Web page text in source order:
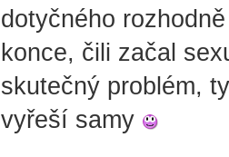
dotyčného
konce, čili začal
skutečný problém,
vyřeší samy